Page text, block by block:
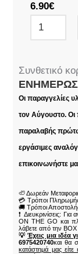
6.90€
Συνθετικό
Οι παραγγελίες
τον Αύγουστο. Οι
παραλαβής
εργάσιμες
επικοινωνήστε
🦥 Δωρεάν
💳 Τρόποι
🚚 Τρόποι
❗ Διευκρινίσεις:
ON THE GO και
λάβετε από την
💡Έχεις μια ιδέα
6975420740και θα
κατάστημά μας